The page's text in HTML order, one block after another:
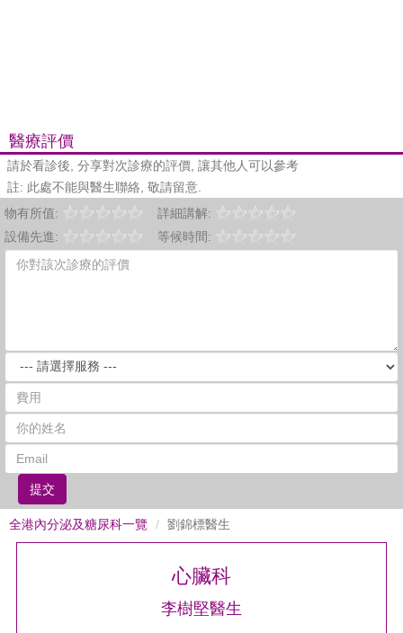
醫療評價
請於看診後, 分享對次診療的評價, 讓其他人可以參考
註: 此處不能與醫生聯絡, 敬請留意.
物有所值:
詳細講解:
設備先進:
等候時間:
提交
全港內分泌及糖尿科一覽 劉錦標醫生
心臟科
李樹堅醫生